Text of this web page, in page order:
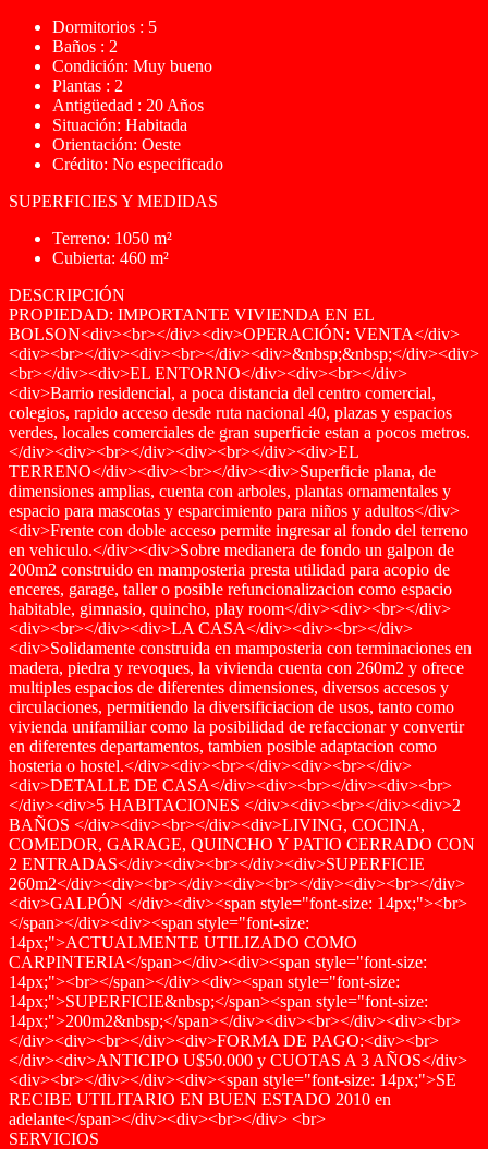
Dormitorios : 5
Baños : 2
Condición: Muy bueno
Plantas : 2
Antigüedad : 20 Años
Situación: Habitada
Orientación: Oeste
Crédito: No especificado
SUPERFICIES Y MEDIDAS
Terreno: 1050 m²
Cubierta: 460 m²
DESCRIPCIÓN
PROPIEDAD: IMPORTANTE VIVIENDA EN EL
BOLSON<div><br></div><div>OPERACIÓN: VENTA</div>
<div><br></div><div><br></div><div>&nbsp;&nbsp;</div><div>
<br></div><div>EL ENTORNO</div><div><br></div>
<div>Barrio residencial, a poca distancia del centro comercial,
colegios, rapido acceso desde ruta nacional 40, plazas y espacios
verdes, locales comerciales de gran superficie estan a pocos metros.
</div><div><br></div><div><br></div><div>EL
TERRENO</div><div><br></div><div>Superficie plana, de
dimensiones amplias, cuenta con arboles, plantas ornamentales y
espacio para mascotas y esparcimiento para niños y adultos</div>
<div>Frente con doble acceso permite ingresar al fondo del terreno
en vehiculo.</div><div>Sobre medianera de fondo un galpon de
200m2 construido en mamposteria presta utilidad para acopio de
enceres, garage, taller o posible refuncionalizacion como espacio
habitable, gimnasio, quincho, play room</div><div><br></div>
<div><br></div><div>LA CASA</div><div><br></div>
<div>Solidamente construida en mamposteria con terminaciones en
madera, piedra y revoques, la vivienda cuenta con 260m2 y ofrece
multiples espacios de diferentes dimensiones, diversos accesos y
circulaciones, permitiendo la diversificiacion de usos, tanto como
vivienda unifamiliar como la posibilidad de refaccionar y convertir
en diferentes departamentos, tambien posible adaptacion como
hosteria o hostel.</div><div><br></div><div><br></div>
<div>DETALLE DE CASA</div><div><br></div><div><br>
</div><div>5 HABITACIONES </div><div><br></div><div>2
BAÑOS </div><div><br></div><div>LIVING, COCINA,
COMEDOR, GARAGE, QUINCHO Y PATIO CERRADO CON
2 ENTRADAS</div><div><br></div><div>SUPERFICIE
260m2</div><div><br></div><div><br></div><div><br></div>
<div>GALPÓN </div><div><span style="font-size: 14px;"><br>
</span></div><div><span style="font-size:
14px;">ACTUALMENTE UTILIZADO COMO
CARPINTERIA</span></div><div><span style="font-size:
14px;"><br></span></div><div><span style="font-size:
14px;">SUPERFICIE&nbsp;</span><span style="font-size:
14px;">200m2&nbsp;</span></div><div><br></div><div><br>
</div><div><br></div><div>FORMA DE PAGO:<div><br>
</div><div>ANTICIPO U$50.000 y CUOTAS A 3 AÑOS</div>
<div><br></div></div><div><span style="font-size: 14px;">SE
RECIBE UTILITARIO EN BUEN ESTADO 2010 en
adelante</span></div><div><br></div> <br>
SERVICIOS